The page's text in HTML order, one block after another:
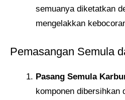
semuanya diketatkan
mengelakkan
Pemasangan Semula
Pasang Semula
komponen dibersihkan